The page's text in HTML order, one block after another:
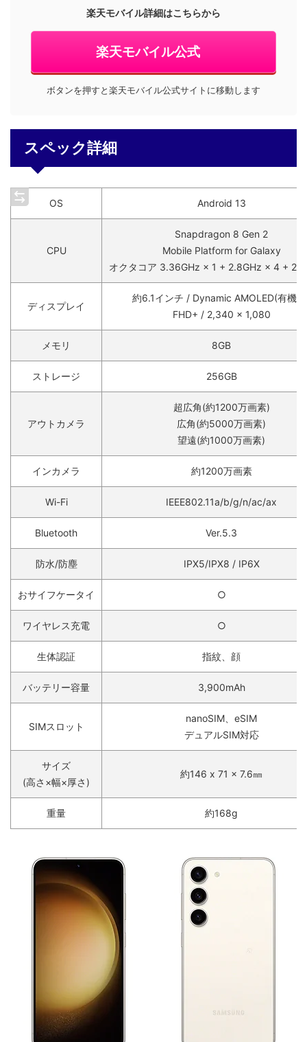
楽天モバイル詳細はこちらから
楽天モバイル公式
ボタンを押すと楽天モバイル公式サイトに移動します
スペック詳細
OS Android 13
CPU
Snapdragon 8 Gen 2
Mobile Platform for Galaxy
オクタコア 3.36GHz × 1 + 2.8GHz × 4 +
ディスプレイ
約6.1インチ / Dynamic AMOLED(有機
FHD+ / 2,340 × 1,080
メモリ 8GB
ストレージ 256GB
アウトカメラ
超広角(約1200万画素)
広角(約5000万画素)
望遠(約1000万画素)
インカメラ 約1200万画素
Wi-Fi IEEE802.11a/b/g/n/ac/ax
Bluetooth Ver.5.3
防水/防塵 IPX5/IPX8 / IP6X
おサイフケータイ ○
ワイヤレス充電 ○
生体認証 指紋、顔
バッテリー容量 3,900mAh
SIMスロット
nanoSIM、eSIM
デュアルSIM対応
サイズ
(高さ×幅×厚さ)
約146 x 71 x 7.6㎜
重量 約168g